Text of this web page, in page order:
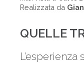
Realizzata da
QUELLE